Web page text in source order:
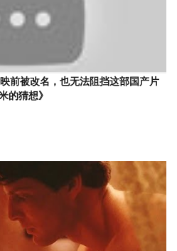
前被改名，也无法阻挡这部国产片
的猜想》